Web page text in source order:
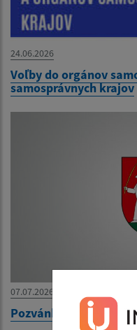
24.06.2026
Voľby do orgánov
samosprávnych krajov
07.07.2026
Pozvánka na